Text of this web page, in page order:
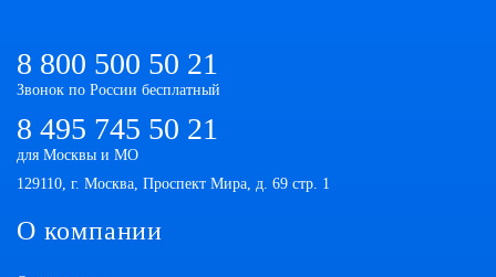
8 800 500 50 21
Звонок по России бесплатный
8 495 745 50 21
для Москвы и МО
129110, г. Москва, Проспект Мира, д. 69 стр. 1
О компании